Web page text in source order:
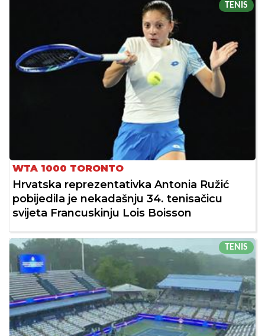
TENIS
WTA 1000 TORONTO
Hrvatska reprezentativka Antonia Ružić
pobijedila je nekadašnju 34. tenisačicu
svijeta Francuskinju Lois Boisson
TENIS